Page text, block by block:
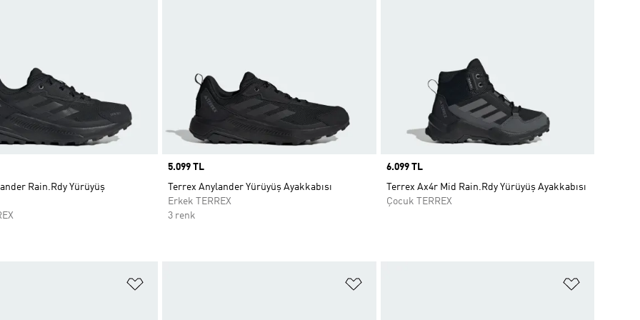
Rain.Rdy Yürüyüş
Price
5.099 TL
Terrex Anylander Yürüyüş Ayakkabısı
Erkek TERREX
3 renk
Price
6.099 TL
Terrex Ax4r Mid Rain.Rdy Yürüyüş Ayakkabısı
Çocuk TERREX